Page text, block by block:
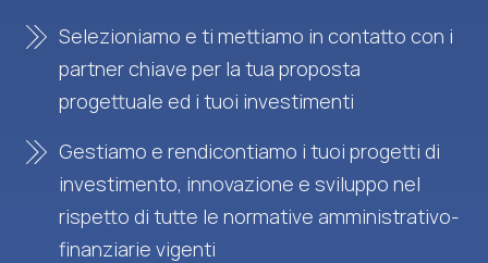
Selezioniamo e ti mettiamo in contatto con i
partner chiave per la tua proposta
progettuale ed i tuoi investimenti
Gestiamo e rendicontiamo i tuoi progetti di
investimento, innovazione e sviluppo nel
rispetto di tutte le normative amministrativo-
finanziarie vigenti